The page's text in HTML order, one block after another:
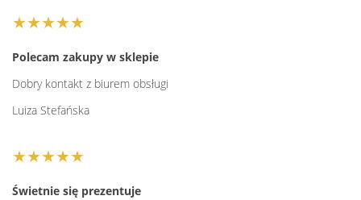
★★★★★
Polecam zakupy w sklepie
Dobry kontakt z biurem obsługi
Luiza Stefańska
★★★★★
Świetnie się prezentuje